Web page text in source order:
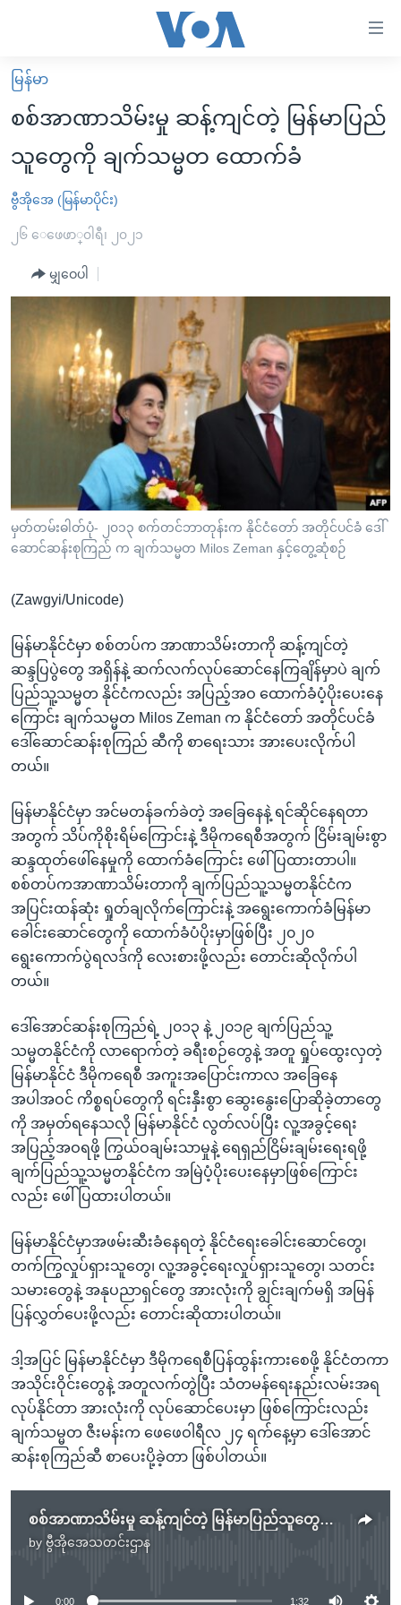
လွယ်ကူ
စေ
Link
များ
ပင်မ
ကြည့်
ပင်မ
ကျော်
ကြည့်
ရန်
ရန်
ကျော်
ရန်
မူလစာမျက်နှာ
မြန်မာ
ကမ္ဘာ့သတင်းများ
နိုင်ငံတကာ
အစ္စရေး-ပါလက်စတိုင်း
ဗွီဒီယို
သတင်းလွတ်လပ်ခွင့်
အင်္ဂလိပ်စာလေ့လာမယ်
အမေရိကန်သုံးအီဒီယံ
မကြေးမုံရဲ့ အင်္ဂလိပ်စာ
ရုပ်ရှင်ထဲက အင်္ဂလိပ်စာ
သုတပဒေသာ အင်္ဂလိပ်စာ
အပတ်စဉ်ကဏ္ဍများ
ရေဒီယို
တီဗွီ
ရေဒီယိုနှင့်ရုပ်သံ အချက်အလက်များ
ရေဒီယို/တီဗွီအစီအစဉ်
Learning English
ဗွီအိုအေ လူမှုကွန်ယက်များ
မြန်မာ
စစ်အာဏာသိမ်းမှု ဆန့်ကျင်တဲ့ မြန်မာပြည်
သူတွေကို ချက်သမ္မတ ထောက်ခံ
ဗွီအိုအေ (မြန်မာပိုင်း)
၂၆ ေဖေဖာ္၀ါရီ၊ ၂၀၂၁
မျှဝေပါ
မှတ်တမ်းဓါတ်ပုံ- ၂၀၁၃ စက်တင်ဘာတုန်းက နိုင်ငံတော် အတိုင်ပင်ခံ ဒေါ်
ဆောင်ဆန်းစုကြည် က ချက်သမ္မတ Milos Zeman နှင့်တွေ့ဆုံစဉ်
(Zawgyi/Unicode)
မြန်မာနိုင်ငံမှာ စစ်တပ်က အာဏာသိမ်းတာကို ဆန့်ကျင်တဲ့
ဆန္ဒပြပွဲတွေ အရှိန်နဲ့ ဆက်လက်လုပ်ဆောင်နေကြချိန်မှာပဲ ချက်
ပြည်သူ့သမ္မတ နိုင်ငံကလည်း အပြည့်အဝ ထောက်ခံပံ့ပိုးပေးနေ
ကြောင်း ချက်သမ္မတ Milos Zeman က နိုင်ငံတော် အတိုင်ပင်ခံ
ဒေါ်ဆောင်ဆန်းစုကြည် ဆီကို စာရေးသား အားပေးလိုက်ပါ
တယ်။
မြန်မာနိုင်ငံမှာ အင်မတန်ခက်ခဲတဲ့ အခြေနေနဲ့ ရင်ဆိုင်နေရတာ
အတွက် သိပ်ကိုစိုးရိမ်ကြောင်းနဲ့ ဒီမိုကရေစီအတွက် ငြိမ်းချမ်းစွာ
ဆန္ဒထုတ်ဖေါ်နေမှုကို ထောက်ခံကြောင်း ဖေါ်ပြထားတာပါ။
စစ်တပ်ကအာဏာသိမ်းတာကို ချက်ပြည်သူ့သမ္မတနိုင်ငံက
အပြင်းထန်ဆုံး ရှုတ်ချလိုက်ကြောင်းနဲ့ အရွေးကောက်ခံမြန်မာ
ခေါင်းဆောင်တွေကို ထောက်ခံပံပိုးမှာဖြစ်ပြီး ၂၀၂၀
ရွေးကောက်ပွဲရလဒ်ကို လေးစားဖို့လည်း တောင်းဆိုလိုက်ပါ
တယ်။
ဒေါ်အောင်ဆန်းစုကြည်ရဲ့ ၂၀၁၃ နဲ့ ၂၀၁၉ ချက်ပြည်သူ့
သမ္မတနိုင်ငံကို လာရောက်တဲ့ ခရီးစဉ်တွေနဲ့ အတူ ရှုပ်ထွေးလှတဲ့
မြန်မာနိုင်ငံ ဒီမိုကရေစီ အကူးအပြောင်းကာလ အခြေနေ
အပါအဝင် ကိစ္စရပ်တွေကို ရင်းနှီးစွာ ဆွေးနွေးပြောဆိုခဲ့တာတွေ
ကို အမှတ်ရနေသလို မြန်မာနိုင်ငံ လွတ်လပ်ပြီး လူ့အခွင့်ရေး
အပြည့်အဝရဖို့ ကြွယ်ဝချမ်းသာမှုနဲ့ ရေရှည်ငြိမ်းချမ်းရေးရဖို့
ချက်ပြည်သူ့သမ္မတနိုင်ငံက အမြဲပံ့ပိုးပေးနေမှာဖြစ်ကြောင်း
လည်း ဖေါ်ပြထားပါတယ်။
မြန်မာနိုင်ငံမှာအဖမ်းဆီးခံနေရတဲ့ နိုင်ငံရေးခေါင်းဆောင်တွေ၊
တက်ကြွလှုပ်ရှားသူတွေ၊ လူ့အခွင့်ရေးလှုပ်ရှားသူတွေ၊ သတင်း
သမားတွေနဲ့ အနုပညာရှင်တွေ အားလုံးကို ချွင်းချက်မရှိ အမြန်
ပြန်လွှတ်ပေးဖို့လည်း တောင်းဆိုထားပါတယ်။
ဒါ့အပြင် မြန်မာနိုင်ငံမှာ ဒီမိုကရေစီပြန်ထွန်းကားစေဖို့ နိုင်ငံတကာ
အသိုင်းဝိုင်းတွေနဲ့ အတူလက်တွဲပြီး သံတမန်ရေးနည်းလမ်းအရ
လုပ်နိုင်တာ အားလုံးကို လုပ်ဆောင်ပေးမှာ ဖြစ်ကြောင်းလည်း
ချက်သမ္မတ ဇီးမန်းက ဖေဖေဝါရီလ ၂၄ ရက်နေ့မှာ ဒေါ်အောင်
ဆန်းစုကြည်ဆီ စာပေးပို့ခဲ့တာ ဖြစ်ပါတယ်။
စစ်အာဏာသိမ်းမှု ဆန့်ကျင်တဲ့ မြန်မာပြည်သူတွေကို ချက်သမ္မတ ထောက်ခံ
by ဗွီအိုအေသတင်းဌာန
No media source currently available
0:00 1:32